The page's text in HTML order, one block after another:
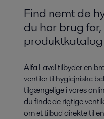
Find nemt de
du har brug
produktkatalog
Alfa Laval tilbyder en
ventiler til hygiejniske
tilgængelige i vores
du finde de rigtige
om et tilbud direkte til